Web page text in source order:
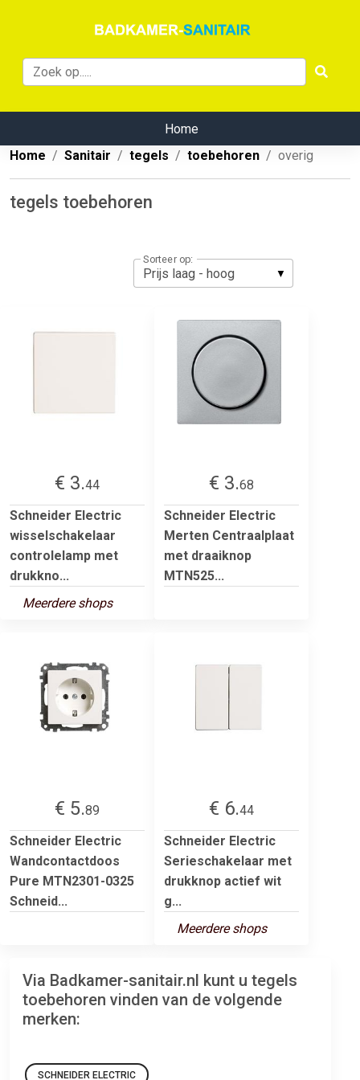
Home
Home
Sanitair tegels toebehoren overig
tegels toebehoren
Sorteer op:
€ 3.44
Schneider Electric
wisselschakelaar
controlelamp met
drukkno...
Meerdere shops
€ 3.68
Schneider Electric
Merten Centraalplaat
met draaiknop
MTN525...
€ 5.89
Schneider Electric
Wandcontactdoos
Pure MTN2301-0325
Schneid...
€ 6.44
Schneider Electric
Serieschakelaar met
drukknop actief wit
g...
Meerdere shops
Via Badkamer-sanitair.nl kunt u tegels
toebehoren vinden van de volgende
merken:
SCHNEIDER ELECTRIC